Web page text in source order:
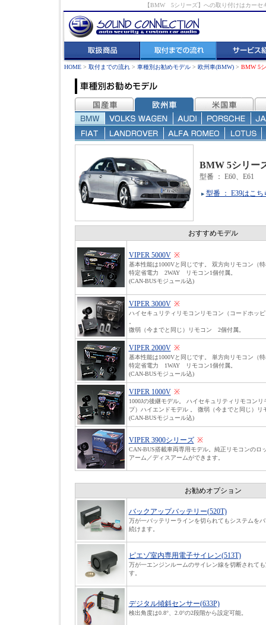
【BMW 5シリーズ】への取り付けはカー
HOME > 取付までの流れ > 車種別お勧めモデル > 欧州車(BMW) > BMW 5
BMW 5シリー
型番 ： E60、E61
型番 ： E39はこち
おすすめモデル
VIPER 5000V ※
基本性能は1000Vと同じです。 双方向リモコン（
特定省電力 2WAY リモコン1個付属。
(CAN-BUSモジュール込)
VIPER 3000V ※
ハイセキュリティリモコンリモコン（コードホッ
微弱（今までと同じ）リモコン 2個付属。
VIPER 2000V ※
基本性能は1000Vと同じです。 単方向リモコン（
特定省電力 1WAY リモコン1個付属。
(CAN-BUSモジュール込)
VIPER 1000V ※
1000Jの後継モデル。 ハイセキュリティリモコン
プ）ハイエンドモデル 。 微弱（今までと同じ）
(CAN-BUSモジュール込)
VIPER 3900シリーズ ※
CAN-BUS搭載車両専用モデル。純正リモコンのロ
アーム／ディスアームができます。
お勧めオプション
バックアップバッテリー(520T)
万が一バッテリーラインを切られてもシステムを
続けます。
ピエゾ室内専用電子サイレン(513T)
万が一エンジンルームのサイレン線を切断されて
す。
デジタル傾斜センサー(633P)
検出角度は0.8°、2.0°の2段階から設定可能。